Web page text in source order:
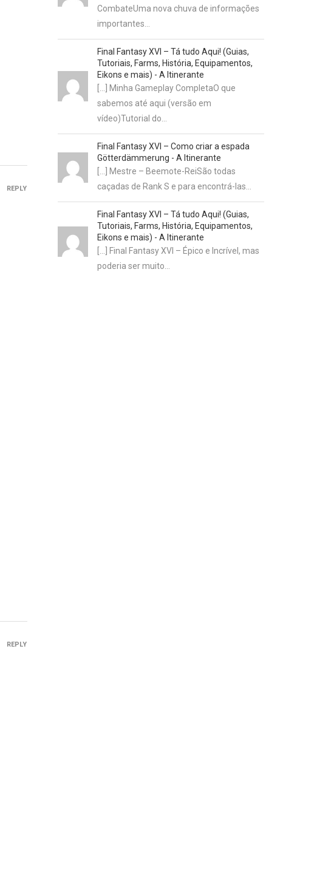
REPLY
REPLY
CombateUma nova chuva de informações
importantes…
Final Fantasy XVI – Tá tudo Aqui! (Guias,
Tutoriais, Farms, História, Equipamentos,
Eikons e mais) - A Itinerante
[…] Minha Gameplay CompletaO que
sabemos até aqui (versão em
vídeo)Tutorial do…
Final Fantasy XVI – Como criar a espada
Götterdämmerung - A Itinerante
[…] Mestre – Beemote-ReiSão todas
caçadas de Rank S e para encontrá-las…
Final Fantasy XVI – Tá tudo Aqui! (Guias,
Tutoriais, Farms, História, Equipamentos,
Eikons e mais) - A Itinerante
[…] Final Fantasy XVI – Épico e Incrível, mas
poderia ser muito…